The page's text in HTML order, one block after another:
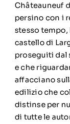
Châteauneuf
persino con i
stesso
castello di
proseguiti dal
e che
affacciano
edilizio che
distinse per
di tutte le